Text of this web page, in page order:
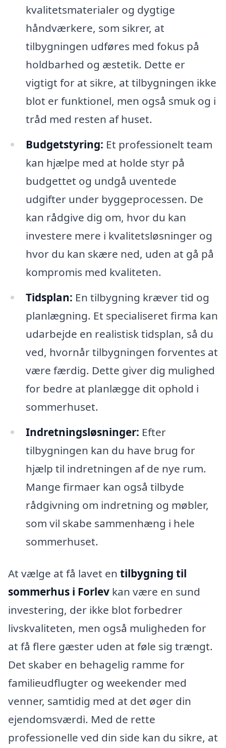
kvalitetsmaterialer og dygtige
håndværkere, som sikrer, at
tilbygningen udføres med fokus på
holdbarhed og æstetik. Dette er
vigtigt for at sikre, at tilbygningen ikke
blot er funktionel, men også smuk og i
tråd med resten af huset.
Budgetstyring: Et professionelt team
kan hjælpe med at holde styr på
budgettet og undgå uventede
udgifter under byggeprocessen. De
kan rådgive dig om, hvor du kan
investere mere i kvalitetsløsninger og
hvor du kan skære ned, uden at gå på
kompromis med kvaliteten.
Tidsplan: En tilbygning kræver tid og
planlægning. Et specialiseret firma kan
udarbejde en realistisk tidsplan, så du
ved, hvornår tilbygningen forventes at
være færdig. Dette giver dig mulighed
for bedre at planlægge dit ophold i
sommerhuset.
Indretningsløsninger: Efter
tilbygningen kan du have brug for
hjælp til indretningen af de nye rum.
Mange firmaer kan også tilbyde
rådgivning om indretning og møbler,
som vil skabe sammenhæng i hele
sommerhuset.
At vælge at få lavet en tilbygning til
sommerhus i Forlev kan være en sund
investering, der ikke blot forbedrer
livskvaliteten, men også muligheden for
at få flere gæster uden at føle sig trængt.
Det skaber en behagelig ramme for
familieudflugter og weekender med
venner, samtidig med at det øger din
ejendomsværdi. Med de rette
professionelle ved din side kan du sikre, at